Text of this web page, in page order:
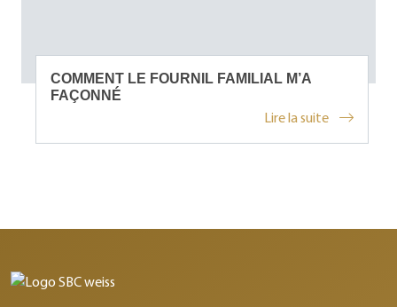
COMMENT LE FOURNIL FAMILIAL M’A
FAÇONNÉ
Lire la suite